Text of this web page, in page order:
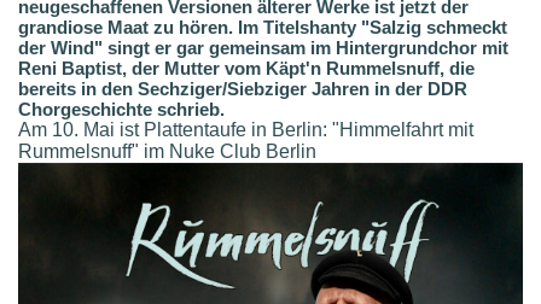
neugeschaffenen Versionen älterer Werke ist jetzt der
grandiose Maat zu hören. Im Titelshanty "Salzig schmeckt
der Wind" singt er gar gemeinsam im Hintergrundchor mit
Reni Baptist, der Mutter vom Käpt'n Rummelsnuff, die
bereits in den Sechziger/Siebziger Jahren in der DDR
Chorgeschichte schrieb.
Am 10. Mai ist Plattentaufe in Berlin: "Himmelfahrt mit
Rummelsnuff" im Nuke Club Berlin